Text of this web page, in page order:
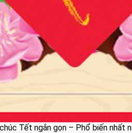
Tết ngắn gọn – Phổ biến nhất